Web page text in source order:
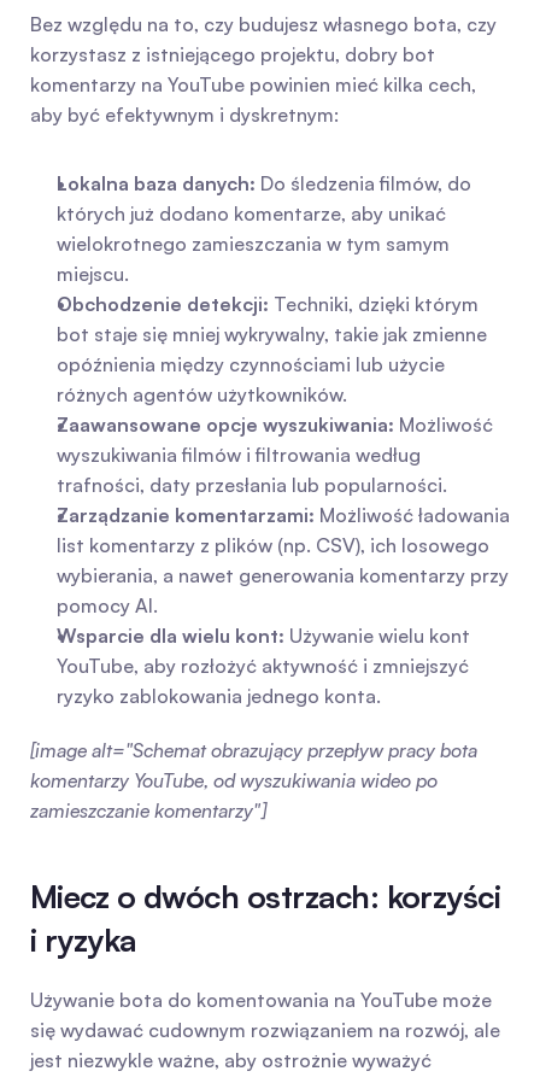
Bez względu na to, czy budujesz własnego bota, czy
korzystasz z istniejącego projektu, dobry bot
komentarzy na YouTube powinien mieć kilka cech,
aby być efektywnym i dyskretnym:
Lokalna baza danych: Do śledzenia filmów, do
których już dodano komentarze, aby unikać
wielokrotnego zamieszczania w tym samym
miejscu.
Obchodzenie detekcji: Techniki, dzięki którym
bot staje się mniej wykrywalny, takie jak zmienne
opóźnienia między czynnościami lub użycie
różnych agentów użytkowników.
Zaawansowane opcje wyszukiwania: Możliwość
wyszukiwania filmów i filtrowania według
trafności, daty przesłania lub popularności.
Zarządzanie komentarzami: Możliwość ładowania
list komentarzy z plików (np. CSV), ich losowego
wybierania, a nawet generowania komentarzy przy
pomocy AI.
Wsparcie dla wielu kont: Używanie wielu kont
YouTube, aby rozłożyć aktywność i zmniejszyć
ryzyko zablokowania jednego konta.
[image alt="Schemat obrazujący przepływ pracy bota
komentarzy YouTube, od wyszukiwania wideo po
zamieszczanie komentarzy"]
Miecz o dwóch ostrzach: korzyści
i ryzyka
Używanie bota do komentowania na YouTube może
się wydawać cudownym rozwiązaniem na rozwój, ale
jest niezwykle ważne, aby ostrożnie wyważyć